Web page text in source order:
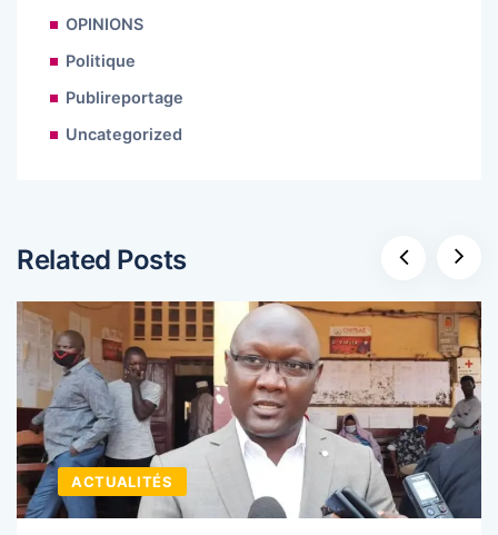
OPINIONS
Politique
Publireportage
Uncategorized
Related Posts
ACTUALITÉS